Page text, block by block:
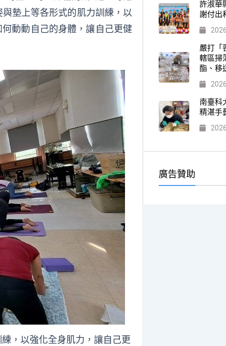
墊上等各形式的肌力訓練，以
動動自己的身體，讓自己更健
，以強化全身肌力，讓自己更
許淑華
謝付出
嚴打「
轄區掃
酯、移
南臺科
精湛手
廣告贊助